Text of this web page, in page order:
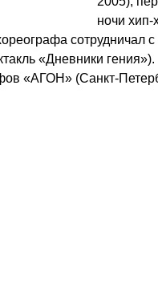
ночи
сотрудничал
«Дневники гения»).
«АГОН»